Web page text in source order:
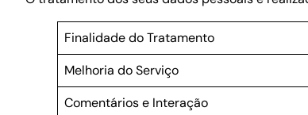
Finalidade do Tratamento
Melhoria do Serviço
Comentários e Interação